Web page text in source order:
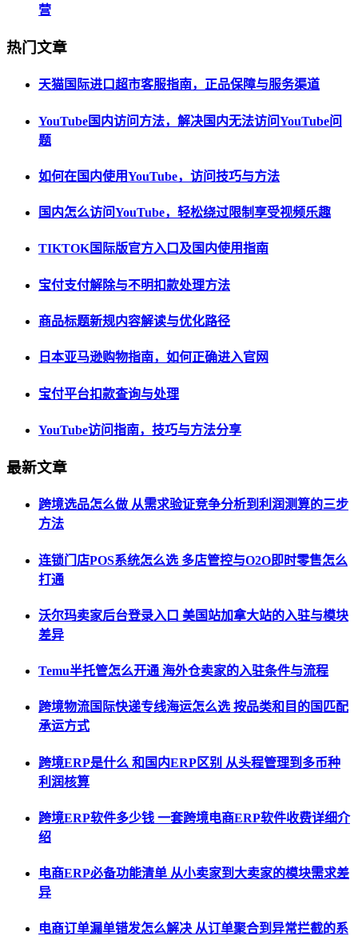
营
热门文章
天猫国际进口超市客服指南，正品保障与服务渠道
YouTube国内访问方法，解决国内无法访问YouTube问
题
如何在国内使用YouTube，访问技巧与方法
国内怎么访问YouTube，轻松绕过限制享受视频乐趣
TIKTOK国际版官方入口及国内使用指南
宝付支付解除与不明扣款处理方法
商品标题新规内容解读与优化路径
日本亚马逊购物指南，如何正确进入官网
宝付平台扣款查询与处理
YouTube访问指南，技巧与方法分享
最新文章
跨境选品怎么做 从需求验证竞争分析到利润测算的三步
方法
连锁门店POS系统怎么选 多店管控与O2O即时零售怎么
打通
沃尔玛卖家后台登录入口 美国站加拿大站的入驻与模块
差异
Temu半托管怎么开通 海外仓卖家的入驻条件与流程
跨境物流国际快递专线海运怎么选 按品类和目的国匹配
承运方式
跨境ERP是什么 和国内ERP区别 从头程管理到多币种
利润核算
跨境ERP软件多少钱 一套跨境电商ERP软件收费详细介
绍
电商ERP必备功能清单 从小卖家到大卖家的模块需求差
异
电商订单漏单错发怎么解决 从订单聚合到异常拦截的系